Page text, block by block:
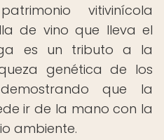
vitivinícola
de vino que lleva el
es un tributo a la
genética de los
que la
ir de la mano con la
ambiente.